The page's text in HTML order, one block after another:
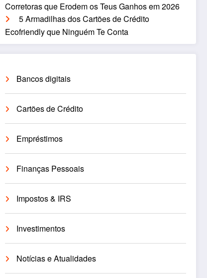
Corretoras que Erodem os Teus Ganhos em 2026
5 Armadilhas dos Cartões de Crédito
Ecofriendly que Ninguém Te Conta
Bancos digitais
Cartões de Crédito
Empréstimos
Finanças Pessoais
Impostos & IRS
Investimentos
Notícias e Atualidades